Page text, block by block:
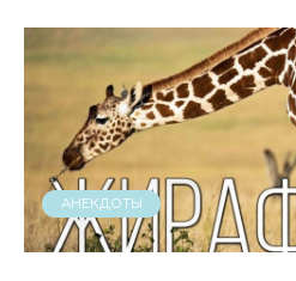
АНЕКДОТЫ